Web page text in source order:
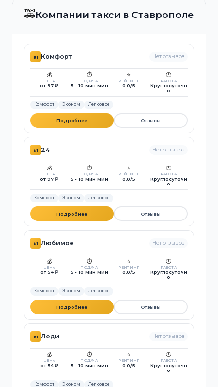
🚕Компании такси в Ставрополе
#1 Комфорт Нет отзывов
💰
ЦЕНА
от 97 ₽
⏱️
ПОДАЧА
5 - 10 мин мин
⭐
РЕЙТИНГ
0.0/5
🕐
РАБОТА
Круглосуточн
о
Комфорт Эконом Легковое
Подробнее Отзывы
#1 24 Нет отзывов
💰
ЦЕНА
от 97 ₽
⏱️
ПОДАЧА
5 - 10 мин мин
⭐
РЕЙТИНГ
0.0/5
🕐
РАБОТА
Круглосуточн
о
Комфорт Эконом Легковое
Подробнее Отзывы
#1 Любимое Нет отзывов
💰
ЦЕНА
от 54 ₽
⏱️
ПОДАЧА
5 - 10 мин мин
⭐
РЕЙТИНГ
0.0/5
🕐
РАБОТА
Круглосуточн
о
Комфорт Эконом Легковое
Подробнее Отзывы
#1 Леди Нет отзывов
💰
ЦЕНА
от 54 ₽
⏱️
ПОДАЧА
5 - 10 мин мин
⭐
РЕЙТИНГ
0.0/5
🕐
РАБОТА
Круглосуточн
о
Комфорт Эконом Легковое